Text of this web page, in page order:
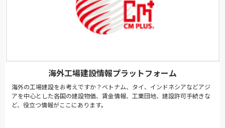
海外工場建設情報プラットフォーム
海外の工場建設をお考えですか？ベトナム、タイ、インドネシアなどアジ
アを中心とした各国の建設物価、賃金情報、工業団地、建設許可手続きな
ど、役立つ情報がここにあります。